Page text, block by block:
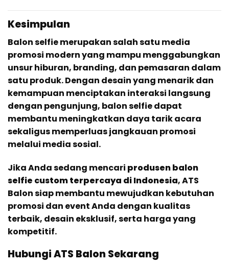
Kesimpulan
Balon selfie merupakan salah satu media
promosi modern yang mampu menggabungkan
unsur hiburan, branding, dan pemasaran dalam
satu produk. Dengan desain yang menarik dan
kemampuan menciptakan interaksi langsung
dengan pengunjung, balon selfie dapat
membantu meningkatkan daya tarik acara
sekaligus memperluas jangkauan promosi
melalui media sosial.
Jika Anda sedang mencari produsen balon
selfie custom terpercaya di Indonesia, ATS
Balon siap membantu mewujudkan kebutuhan
promosi dan event Anda dengan kualitas
terbaik, desain eksklusif, serta harga yang
kompetitif.
Hubungi ATS Balon Sekarang